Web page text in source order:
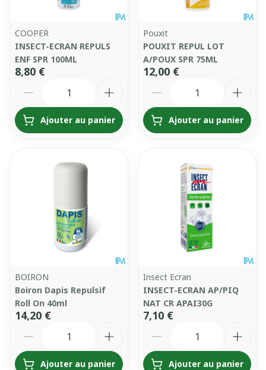
COOPER
INSECT-ECRAN REPULS
ENF SPR 100ML
8,80 €
Ajouter au panier
Pouxit
POUXIT REPUL LOT
A/POUX SPR 75ML
12,00 €
Ajouter au panier
BOIRON
Boiron Dapis Repulsif
Roll On 40ml
14,20 €
Ajouter au panier
Insect Ecran
INSECT-ECRAN AP/PIQ
NAT CR APAI30G
7,10 €
Ajouter au panier